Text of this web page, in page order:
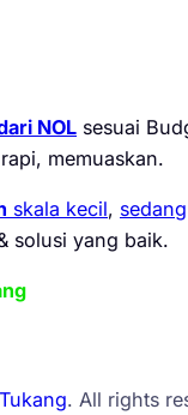
NOL sesuai
memuaskan.
skala kecil, sedang
solusi yang baik.
. All rights